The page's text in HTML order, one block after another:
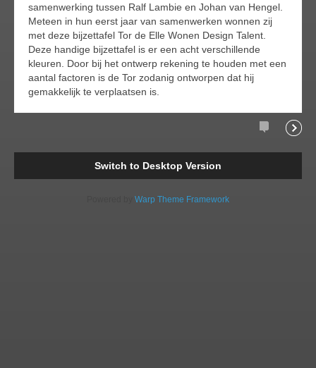
samenwerking tussen Ralf Lambie en Johan van Hengel.
Meteen in hun eerst jaar van samenwerken wonnen zij
met deze bijzettafel Tor de Elle Wonen Design Talent.
Deze handige bijzettafel is er een acht verschillende
kleuren. Door bij het ontwerp rekening te houden met een
aantal factoren is de Tor zodanig ontworpen dat hij
gemakkelijk te verplaatsen is.
Comments
Switch to Desktop Version
Warp Theme Framework